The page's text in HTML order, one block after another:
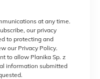
at any time.
our privacy
to protecting and
our Privacy Policy.
to allow Planika Sp. z
information submitted